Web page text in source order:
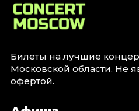
Билеты на лучшие
Московской области. Не
офертой.